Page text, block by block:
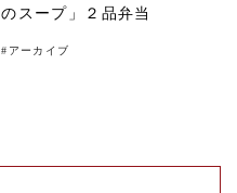
のスープ」２品弁当
# アーカイブ